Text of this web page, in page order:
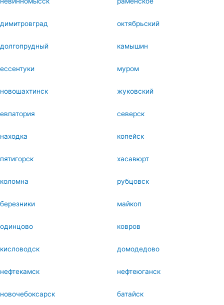
димитровград октябрьский
долгопрудный камышин
ессентуки муром
новошахтинск жуковский
евпатория северск
находка копейск
пятигорск хасавюрт
коломна рубцовск
березники майкоп
одинцово ковров
кисловодск домодедово
нефтекамск нефтеюганск
новочебоксарск батайск